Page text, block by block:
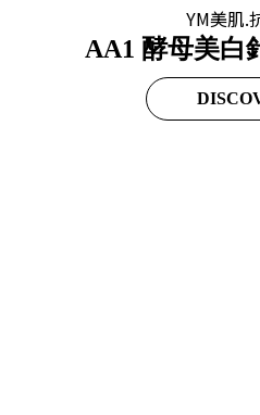
YM美肌.
AA1 酵母美白